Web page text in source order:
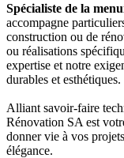
Spécialiste de la
accompagne
construction ou de
ou réalisations
expertise et notre
durables et esthétiques.
Alliant savoir-faire
Rénovation SA est
donner vie à vos
élégance.